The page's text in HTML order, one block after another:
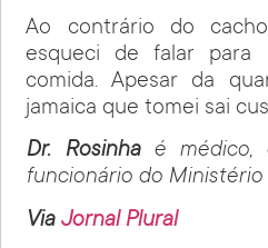
Ao contrário do
esqueci de falar para
comida. Apesar da
jamaica que tomei sai
Dr. Rosinhaé médico,
funcionário do Ministério
Via Jornal Plural